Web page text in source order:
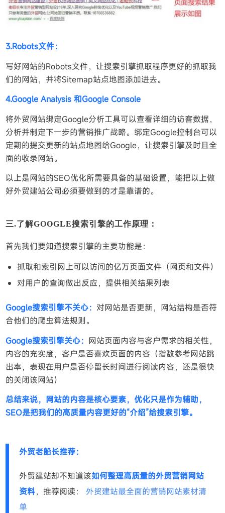
3.Robots文件：
写好网站的Robots文件，让搜索引擎抓取程序更好的抓取我
们的网站，并将Sitemap站点地图添加进去。
4.Google Analysis 和Google Console
将外贸网站绑定Google分析工具可以查看详细的访客数据，
分析并制定下一步的营销推广战略。绑定Google控制台可以
定期的提交更新的站点地图给Google，让搜索引擎及时且全
面的收录网站。
以上是网站的SEO优化所需要具备的基础设置，能把以上做
好外贸建站公司必须要做到的才是靠谱的。
三.了解GOOGLE搜索引擎的工作原理：
首先我们要知道搜索引擎的主要功能是：
抓取和索引网上可以访问的亿万页面文件（网页和文件）
对用户的查询做出反应，提供相关结果列表
Google搜索引擎不关心： 对网站是否更新，网站结构是否符
合他们的爬虫算法规则。
Google搜索引擎关心： 网站页面内容与客户需求的相关性，
内容的充实度，客户是否喜欢页面的内容（指数参考网站跳
出率，表现在用户是否停留长时间进行阅读内容，还是很快
的关闭该网站）
总结来说，网站的内容是核心要素，优化只是作为辅助，
SEO是把我们的高质量内容更好的“介绍”给搜索引擎。
外贸老船长推荐：
外贸建站却不知道该如何整理高质量的外贸营销网站
资料，推荐阅读： 外贸建站最全面的营销网站素材清
单